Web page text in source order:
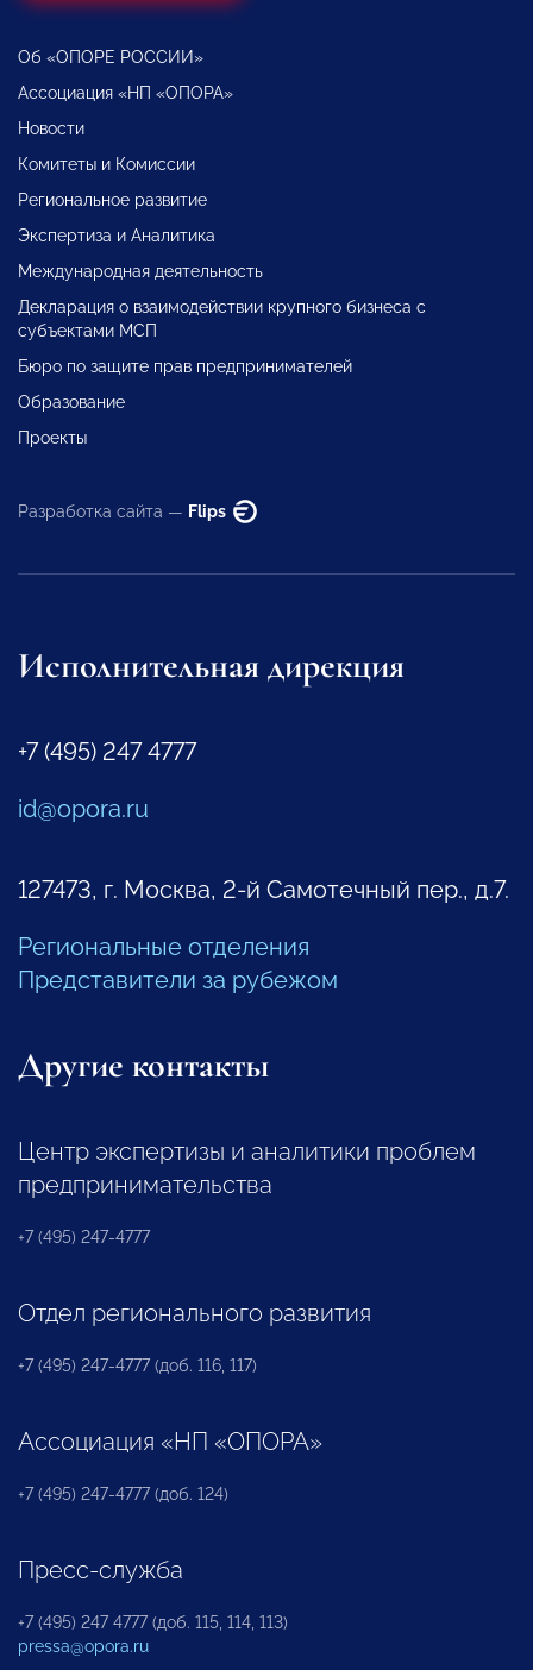
Об «ОПОРЕ РОССИИ»
Ассоциация «НП «ОПОРА»
Новости
Комитеты и Комиссии
Региональное развитие
Экспертиза и Аналитика
Международная деятельность
Декларация о взаимодействии крупного бизнеса с
субъектами МСП
Бюро по защите прав предпринимателей
Образование
Проекты
Разработка сайта — Flips
Исполнительная дирекция
+7 (495) 247 4777
id@opora.ru
127473, г. Москва, 2-й Самотечный пер., д.7.
Региональные отделения
Представители за рубежом
Другие контакты
Центр экспертизы и аналитики проблем
предпринимательства
+7 (495) 247-4777
Отдел регионального развития
+7 (495) 247-4777 (доб. 116, 117)
Ассоциация «НП «ОПОРА»
+7 (495) 247-4777 (доб. 124)
Пресс-служба
+7 (495) 247 4777 (доб. 115, 114, 113)
pressa@opora.ru